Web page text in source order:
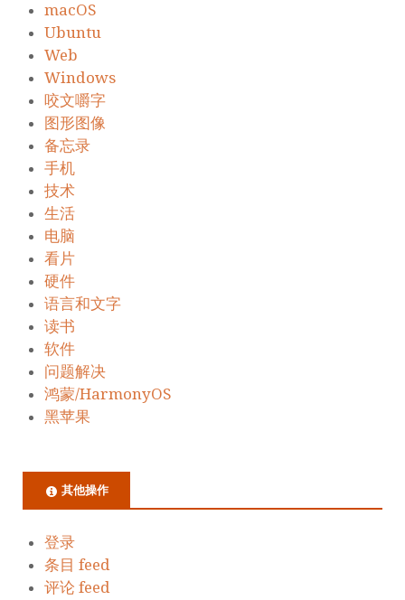
macOS
Ubuntu
Web
Windows
咬文嚼字
图形图像
备忘录
手机
技术
生活
电脑
看片
硬件
语言和文字
读书
软件
问题解决
鸿蒙/HarmonyOS
黑苹果
其他操作
登录
条目 feed
评论 feed